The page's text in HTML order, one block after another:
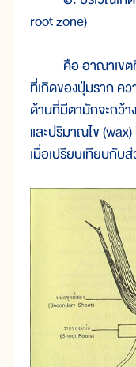
root zone)
คือ อาณาเขตที่อ
ที่เกิดของปุ่มราก ค
ด้านที่มีตามักจะกว้
และปริมาณไข
เมื่อเปรียบเทียบกั